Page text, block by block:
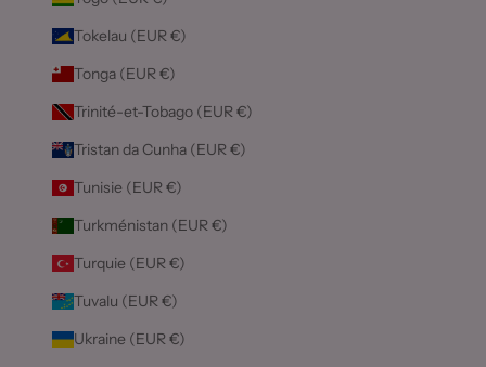
Tokelau (EUR €)
Tonga (EUR €)
Trinité-et-Tobago (EUR €)
Tristan da Cunha (EUR €)
Tunisie (EUR €)
Turkménistan (EUR €)
Turquie (EUR €)
Tuvalu (EUR €)
Ukraine (EUR €)